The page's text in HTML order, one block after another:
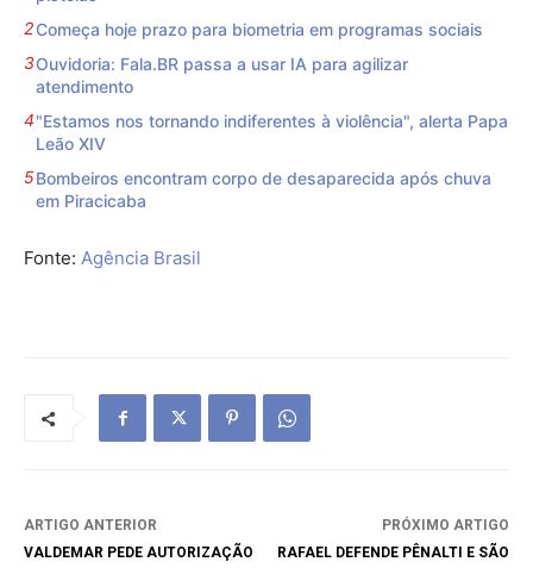
Começa hoje prazo para biometria em programas sociais
Ouvidoria: Fala.BR passa a usar IA para agilizar
atendimento
"Estamos nos tornando indiferentes à violência", alerta Papa
Leão XIV
Bombeiros encontram corpo de desaparecida após chuva
em Piracicaba
Fonte: Agência Brasil
ARTIGO ANTERIOR
VALDEMAR PEDE AUTORIZAÇÃO
PRÓXIMO ARTIGO
RAFAEL DEFENDE PÊNALTI E SÃO